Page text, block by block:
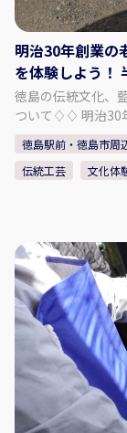
明治30年創業の
を体験しよう！
徳島の伝統文化、藍染を
ついて♢♢ 明治30
まで全工程を一貫
「阿波しじら織」
っております。
は「阿波正藍し
だけの半袖Tシャ
見学にお越し下さい。 - - - - - - - - - - - プラン内容 -
- - - - - 半袖Tシャツ（1枚）の藍染体験 ・真っ白なTシャツを
染めることがで
がるよう、スタッ
上がった作品は、当日
織」工場内見学
案内いたします
は珍しい手織機の体験を
尾織布 〒779-
徳島駅前・徳島市周
伝統工芸
文化体